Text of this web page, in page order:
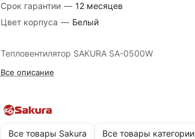
Срок гарантии — 12 месяцев
Цвет корпуса — Белый
Тепловентилятор SAKURA SA-0500W
Все описание
Все товары Sakura Все товары категории